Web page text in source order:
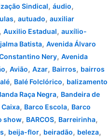
Sindical, áudio,
, autuado, auxiliar
, Auxilio Estadual, auxílio-
Batista, Avenida Álvaro
Nery, Avenida
, Avião, Azar, Bairros, bairros
, Balé Folclórico, balizamento
Raça Negra, Bandeira de
, Barco Escola, Barco
show, BARCOS, Barreirinha,
, beija-flor, beiradão, beleza,